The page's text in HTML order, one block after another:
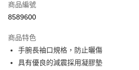
Apple Pay
相關說明
【關於「AFTEE先享後付」】
便利好安心！
ATM付款
商品編號
8589600
商品特色
手腕長袖口規格，防止曬傷
具有優良的減震採用凝膠墊